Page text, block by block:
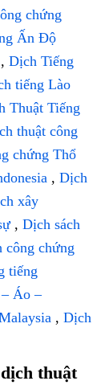
chứng
Ấn Độ
, Dịch Tiếng
tiếng Lào
Thuật Tiếng
thuật công
chứng Thổ
, Dịch
xây
, Dịch sách
công chứng
tiếng
Áo –
, Dịch
thuật